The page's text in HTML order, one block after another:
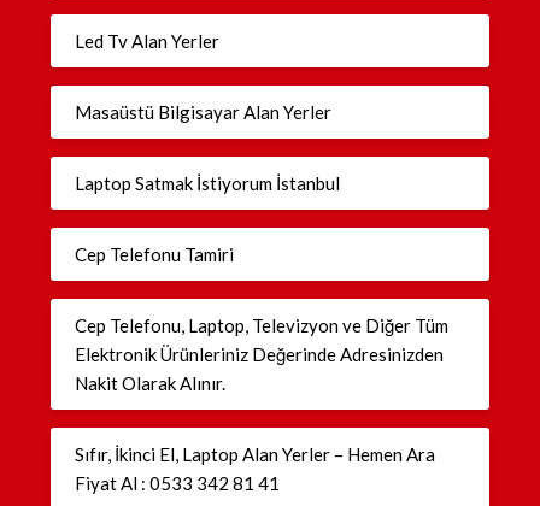
Led Tv Alan Yerler
Masaüstü Bilgisayar Alan Yerler
Laptop Satmak İstiyorum İstanbul
Cep Telefonu Tamiri
Cep Telefonu, Laptop, Televizyon ve Diğer Tüm
Elektronik Ürünleriniz Değerinde Adresinizden
Nakit Olarak Alınır.
Sıfır, İkinci El, Laptop Alan Yerler – Hemen Ara
Fiyat Al : 0533 342 81 41